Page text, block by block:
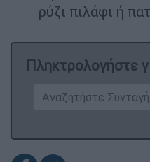
ρύζι πιλάφι ή
Πληκτρολογήστε